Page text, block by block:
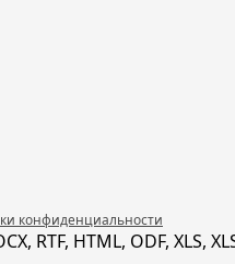
конфиденциальности
RTF, HTML, ODF, XLS,